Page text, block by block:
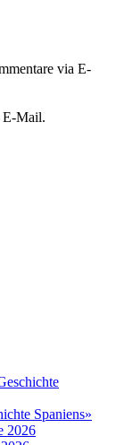
via E-
E-Mail.
Spaniens»
2026